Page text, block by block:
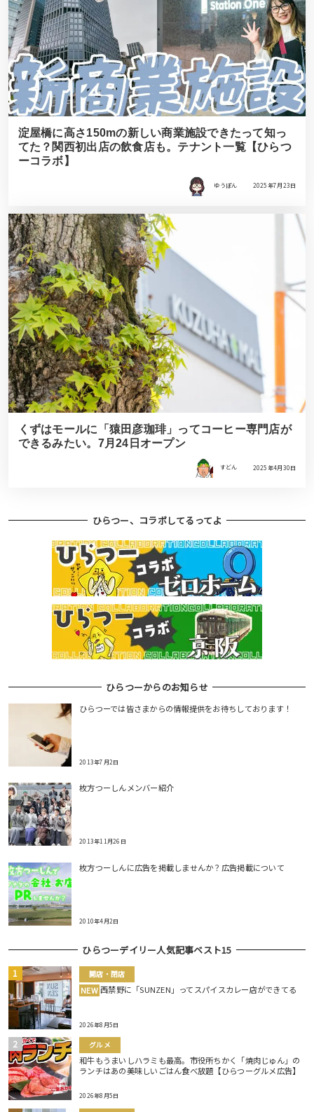
淀屋橋に高さ150mの新しい商業施設できたって知っ
てた？関西初出店の飲食店も。テナント一覧【ひらつ
ーコラボ】
ゆうぽん 2025年7月23日
くずはモールに「猿田彦珈琲」ってコーヒー専門店が
できるみたい。7月24日オープン
すどん 2025年4月30日
ひらつー、コラボしてるってよ
ひらつーからのお知らせ
ひらつーでは皆さまからの情報提供をお待ちしております！
2013年7月2日
枚方つーしんメンバー紹介
2013年11月26日
枚方つーしんに広告を掲載しませんか？広告掲載について
2010年4月2日
ひらつーデイリー人気記事ベスト15
開店・閉店
NEW 西禁野に「SUNZEN」ってスパイスカレー店ができてる
2026年8月5日
グルメ
和牛もうまいしハラミも最高。市役所ちかく「焼肉じゅん」の
ランチはあの美味しいごはん食べ放題【ひらつーグルメ広告】
2026年8月5日